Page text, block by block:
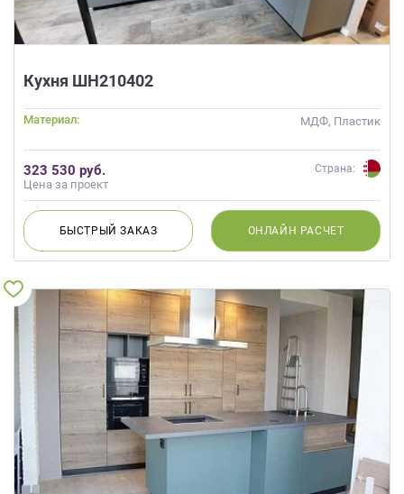
Кухня ШН210402
Материал: МДФ, Пластик
323 530 руб.
Цена за проект
Страна:
БЫСТРЫЙЗАКАЗ ОНЛАЙН РАСЧЕТ